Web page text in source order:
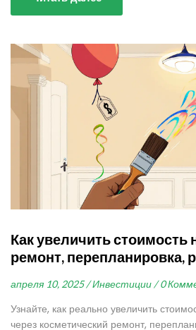
Как увеличить стоимость
ремонт, перепланировка,
апреля 10, 2025 / Инвестиции / 0
Узнайте, как реально увеличить
через косметический ремонт,